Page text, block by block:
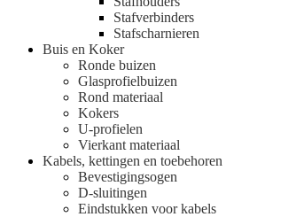
Stafverbinders
Stafscharnieren
Buis en Koker
Ronde buizen
Glasprofielbuizen
Rond materiaal
Kokers
U-profielen
Vierkant materiaal
Kabels, kettingen en toebehoren
Bevestigingsogen
D-sluitingen
Eindstukken voor kabels